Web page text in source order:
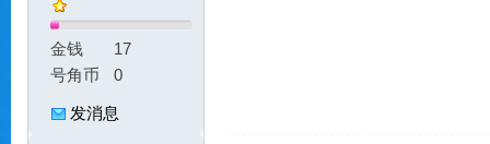
金钱
17
号角币
0
发消息